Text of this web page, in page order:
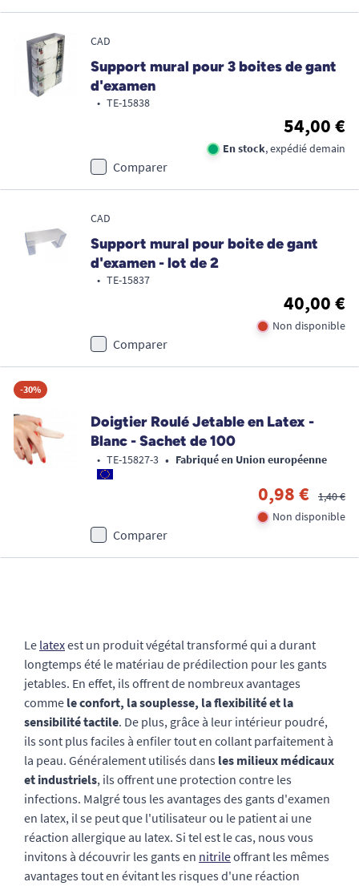
CAD
Support mural pour 3 boites de gant
d'examen
• TE-15838
54,00 €
En stock, expédié demain
Comparer
CAD
Support mural pour boite de gant
d'examen - lot de 2
• TE-15837
40,00 €
Non disponible
Comparer
-30%
Doigtier Roulé Jetable en Latex -
Blanc - Sachet de 100
• TE-15827-3 • Fabriqué en Union européenne
0,98 €
1,40 €
Non disponible
Comparer
Le latexest un produit végétal transformé qui a durant
longtemps été le matériau de prédilection pour les gants
jetables. En effet, ils offrent de nombreux avantages
comme le confort, la souplesse, la flexibilité et la
sensibilité tactile. De plus, grâce à leur intérieur poudré,
ils sont plus faciles à enfiler tout en collant parfaitement à
la peau. Généralement utilisés dans les milieux médicaux
et industriels, ils offrent une protection contre les
infections. Malgré tous les avantages des gants d'examen
en latex, il se peut que l'utilisateur ou le patient ai une
réaction allergique au latex. Si tel est le cas, nous vous
invitons à découvrir les gants en nitrileoffrant les mêmes
avantages tout en évitant les risques d'une réaction